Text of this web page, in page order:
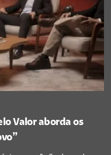
Valor aborda os